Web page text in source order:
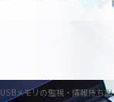
USBメモリの監視・情報持ち